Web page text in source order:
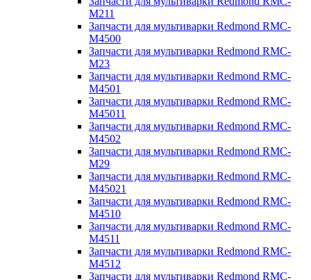
M211
Запчасти для мультиварки Redmond RMC-
M4500
Запчасти для мультиварки Redmond RMC-
M23
Запчасти для мультиварки Redmond RMC-
M4501
Запчасти для мультиварки Redmond RMC-
M45011
Запчасти для мультиварки Redmond RMC-
M4502
Запчасти для мультиварки Redmond RMC-
M29
Запчасти для мультиварки Redmond RMC-
M45021
Запчасти для мультиварки Redmond RMC-
M4510
Запчасти для мультиварки Redmond RMC-
M4511
Запчасти для мультиварки Redmond RMC-
M4512
Запчасти для мультиварки Redmond RMC-